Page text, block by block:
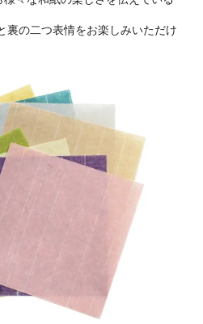
裏の二つ表情をお楽しみいただけ